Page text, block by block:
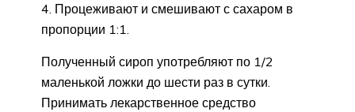
Процеживают и смешивают с сахаром в
пропорции 1:1.
Полученный сироп употребляют по 1/2
маленькой ложки до шести раз в сутки.
Принимать лекарственное средство